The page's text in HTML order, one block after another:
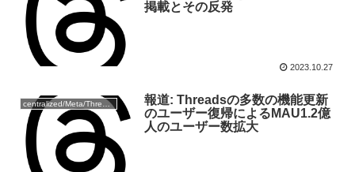
掲載とその反発
2023.10.27
centralized/Meta/Threads
報道: Threadsの多数の機能更新
のユーザー復帰によるMAU1.2億
人のユーザー数拡大